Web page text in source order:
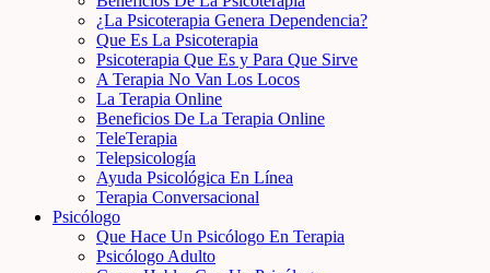
¿La Psicoterapia Genera Dependencia?
Que Es La Psicoterapia
Psicoterapia Que Es y Para Que Sirve
A Terapia No Van Los Locos
La Terapia Online
Beneficios De La Terapia Online
TeleTerapia
Telepsicología
Ayuda Psicológica En Línea
Terapia Conversacional
Psicólogo
Que Hace Un Psicólogo En Terapia
Psicólogo Adulto